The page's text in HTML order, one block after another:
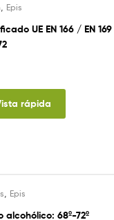
, Epis
UE EN 166 / EN 169
rápida
Epis
68º-72º